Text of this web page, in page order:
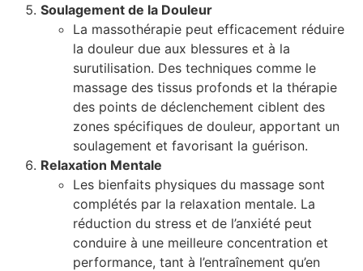
Soulagement de la Douleur
La massothérapie peut efficacement réduire
la douleur due aux blessures et à la
surutilisation. Des techniques comme le
massage des tissus profonds et la thérapie
des points de déclenchement ciblent des
zones spécifiques de douleur, apportant un
soulagement et favorisant la guérison.
Relaxation Mentale
Les bienfaits physiques du massage sont
complétés par la relaxation mentale. La
réduction du stress et de l’anxiété peut
conduire à une meilleure concentration et
performance, tant à l’entraînement qu’en